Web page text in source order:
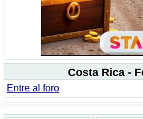
Costa Rica -
Entre al foro